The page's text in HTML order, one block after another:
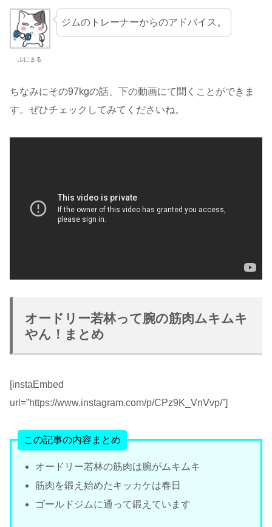
ぷにまる
ジムのトレーナーからのアドバイス。
ちなみにその97kgの話、下の動画にて聞くことができま
す。ぜひチェックしてみてくださいね。
オードリー若林って腕の筋肉ムキムキ
やん！まとめ
[instaEmbed
url=”https://www.instagram.com/p/CPz9K_VnVvp/”]
この記事の内容まとめ
オードリー若林の筋肉は腕がムキムキ
筋肉を鍛え始めたキッカケは春日
ゴールドジムに通って鍛えています